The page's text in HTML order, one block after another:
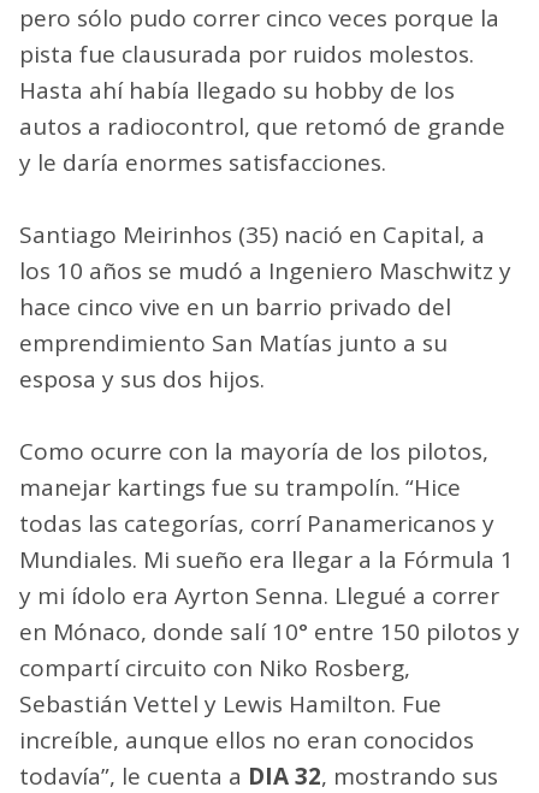
pero sólo pudo correr cinco veces porque la
pista fue clausurada por ruidos molestos.
Hasta ahí había llegado su hobby de los
autos a radiocontrol, que retomó de grande
y le daría enormes satisfacciones.
Santiago Meirinhos (35) nació en Capital, a
los 10 años se mudó a Ingeniero Maschwitz y
hace cinco vive en un barrio privado del
emprendimiento San Matías junto a su
esposa y sus dos hijos.
Como ocurre con la mayoría de los pilotos,
manejar kartings fue su trampolín. “Hice
todas las categorías, corrí Panamericanos y
Mundiales. Mi sueño era llegar a la Fórmula 1
y mi ídolo era Ayrton Senna. Llegué a correr
en Mónaco, donde salí 10° entre 150 pilotos y
compartí circuito con Niko Rosberg,
Sebastián Vettel y Lewis Hamilton. Fue
increíble, aunque ellos no eran conocidos
todavía”, le cuenta a DIA 32, mostrando sus